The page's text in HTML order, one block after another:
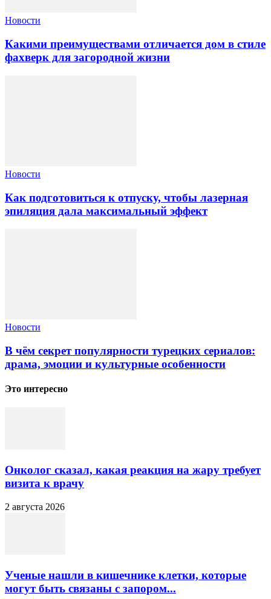
Новости
Какими преимуществами отличается дом в стиле
фахверк для загородной жизни
Новости
Как подготовиться к отпуску, чтобы лазерная
эпиляция дала максимальный эффект
Новости
В чём секрет популярности турецких сериалов:
драма, эмоции и культурные особенности
Это интересно
Онколог сказал, какая реакция на жару требует
визита к врачу
2 августа 2026
Ученые нашли в кишечнике клетки, которые
могут быть связаны с запором...